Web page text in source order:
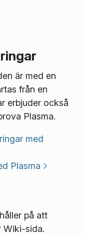
är med en
från en
erbjuder också
Plasma.
med
Plasma
på att
Wiki-sida.